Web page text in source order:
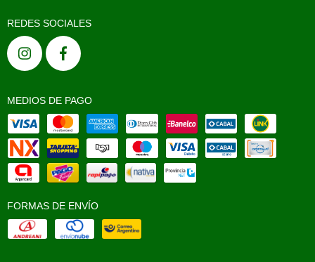
REDES SOCIALES
MEDIOS DE PAGO
FORMAS DE ENVÍO